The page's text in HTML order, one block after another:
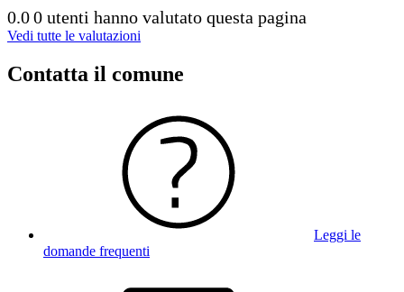
0.00 utenti hanno valutato questa pagina
Vedi tutte le valutazioni
Contatta il comune
Leggi le
domande frequenti